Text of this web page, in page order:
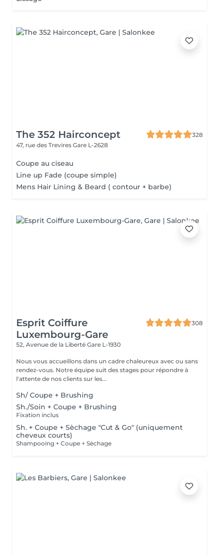
The 352 Hairconcept
328
47, rue des Trevires Gare L-2628
Coupe au ciseau
Line up Fade (coupe simple)
Mens Hair Lining & Beard ( contour + barbe)
Esprit Coiffure
Luxembourg-Gare
308
52, Avenue de la Liberté Gare L-1930
Nous vous accueillons dans un cadre chaleureux avec ou sans
rendez-vous. Notre équipe suit des stages pour répondre à
l'attente de nos clients sur les...
Sh/ Coupe + Brushing
Sh./Soin + Coupe + Brushing
Fixation inclus
Sh. + Coupe + Sèchage "Cut & Go" (uniquement
cheveux courts)
Shampooing + Coupe + Sèchage